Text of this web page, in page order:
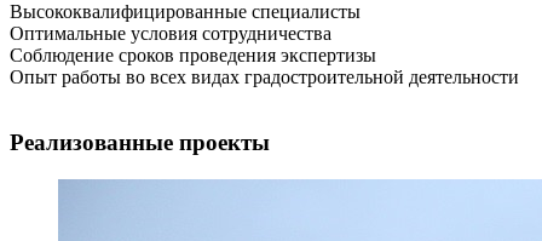
Высококвалифицированные специалисты
Оптимальные условия сотрудничества
Соблюдение сроков проведения экспертизы
Опыт работы во всех видах градостроительной деятельности
Реализованные проекты